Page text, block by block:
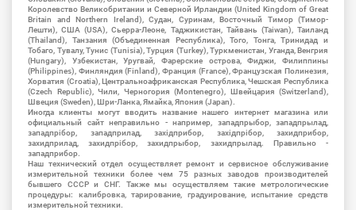
Королевство Великобритании и Северной Ирландии (United Kingdom of Great
Britain and Northern Ireland), Судан, Суринам, Восточный Тимор (Тимор-
Лешти), США (USA), Сьерра-Леоне, Таджикистан, Тайвань (Taiwan), Таиланд
(Thailand), Танзания (Объединенная Республика), Того, Тонга, Тринидад и
Тобаго, Тувалу, Тунис (Tunisia), Турция (Turkey), Туркменистан, Уганда, Венгрия
(Hungary), Узбекистан, Уругвай, Фарерские острова, Фиджи, Филиппины
(Philippines), Финляндия (Finland), Франция (France), Французская Полинезия,
Хорватия (Croatia), Центральноафриканская Республика, Чешская Республика
(Czech Republic), Чили, Черногория (Montenegro), Швейцария (Switzerland),
Швеция (Sweden), Шри-Ланка, Ямайка, Япония (Japan).
Иногда клиенты могут вводить название нашего интернет магазина или
официальный сайт неправильно - например, западпрыбор, западпрылад,
западпрібор, западприлад, західприбор, західпрібор, захидприбор,
захидприлад, захидпрібор, захидпрыбор, захидпрылад. Правильно -
западприбор.
Наш технический отдел осуществляет ремонт и сервисное обслуживание
измерительной техники более чем 75 разных заводов производителей
бывшего СССР и СНГ. Также мы осуществляем такие метрологические
процедуры: калибровка, тарирование, градуирование, испытание средств
измерительной техники.